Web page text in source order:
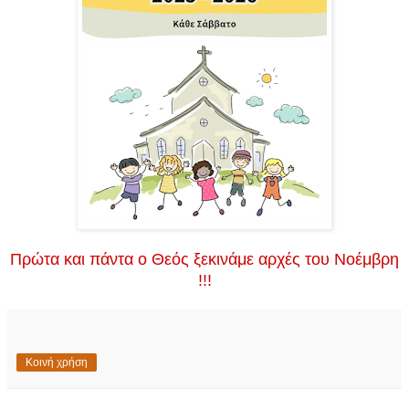
Πρώτα και πάντα ο Θεός ξεκινάμε αρχές του Νοέμβρη
!!!
Κοινή χρήση